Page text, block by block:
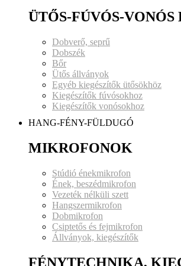
ÜTŐS-FÚVÓS-
Dobverő, seprű
Dobszék
Bőr
Ütős állványok
Egyéb kiegészítők ütősökhöz
Kiegészítők fúvósokhoz
Kiegészítők vonósokhoz
HANG-FÉNY-FÜLDUGÓ
MIKROFONOK
Stúdió énekmikrofon
Ének, beszédmikrofon
Vezeték nélküli szett
Hangszermikrofon
Dobmikrofon
Csiptetős és fejmikrofon
Állványok, kiegészítők
FÉNYTECHNIKA,